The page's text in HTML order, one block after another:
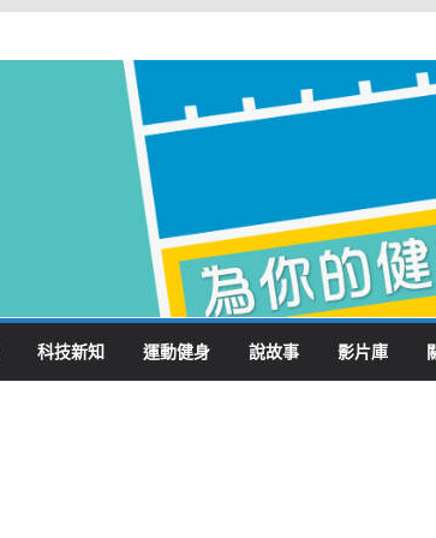
科技新知 運動健身 說故事 影片庫